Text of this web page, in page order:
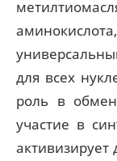
для всех
роль в
участие в